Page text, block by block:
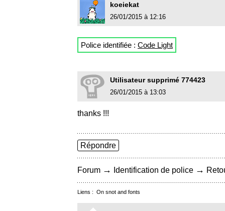
koeiekat
26/01/2015 à 12:16
Police identifiée : Code Light
Utilisateur supprimé 774423
26/01/2015 à 13:03
thanks !!!
Répondre
Forum → Identification de police →
Liens : On snot and fonts